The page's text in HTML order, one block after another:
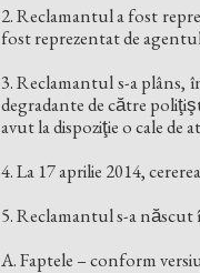
2. Reclamantul a fost
fost reprezentat de
3. Reclamantul s-a plâns,
degradante de către
avut la dispoziţie o cale de
4. La 17 aprilie 2014,
5. Reclamantul s-a
A. Faptele – conform